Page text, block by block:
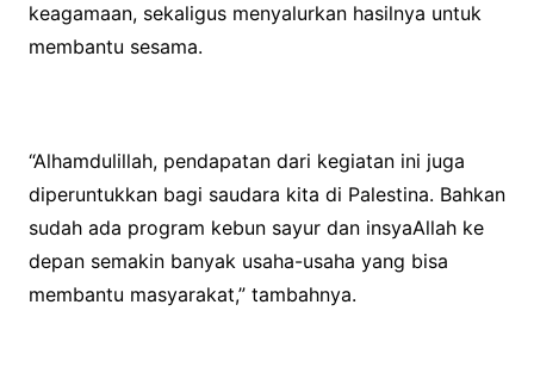
keagamaan, sekaligus menyalurkan hasilnya untuk
membantu sesama.
“Alhamdulillah, pendapatan dari kegiatan ini juga
diperuntukkan bagi saudara kita di Palestina. Bahkan
sudah ada program kebun sayur dan insyaAllah ke
depan semakin banyak usaha-usaha yang bisa
membantu masyarakat,” tambahnya.